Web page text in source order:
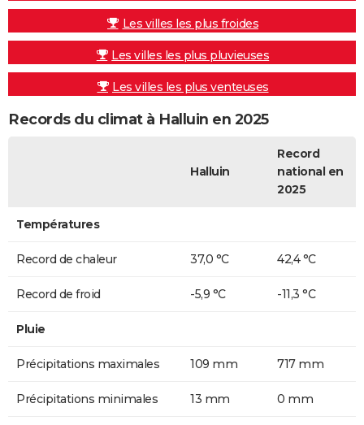
Les villes les plus froides
Les villes les plus pluvieuses
Les villes les plus venteuses
Records du climat à Halluin en 2025
Halluin
Record
national en
2025
Températures
Record de chaleur 37,0 °C 42,4 °C
Record de froid -5,9 °C -11,3 °C
Pluie
Précipitations maximales 109 mm 717 mm
Précipitations minimales 13 mm 0 mm